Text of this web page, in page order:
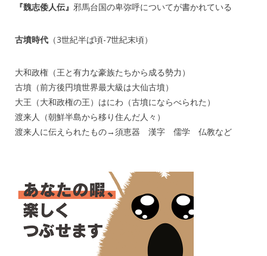
『魏志倭人伝』 邪馬台国の卑弥呼についてが書かれている
古墳時代 （3世紀半ば頃-7世紀末頃）
大和政権（王と有力な豪族たちから成る勢力）
古墳（前方後円墳世界最大級は大仙古墳）
大王（大和政権の王）はにわ（古墳にならべられた）
渡来人（朝鮮半島から移り住んだ人々）
渡来人に伝えられたもの→須恵器 漢字 儒学 仏教など